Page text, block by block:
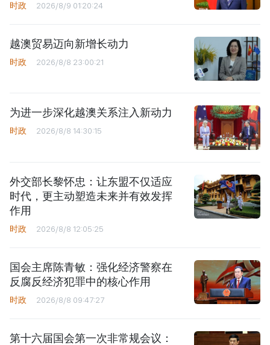
时政 2026/8/9 01:20:24
越澳贸易迈向新增长动力
时政 2026/8/8 23:00:21
为进一步深化越澳关系注入新动力
时政 2026/8/8 14:30:15
外交部长黎怀忠：让东盟不仅适应
时代，更主动塑造未来并有效发挥
作用
时政 2026/8/8 12:05:25
国会主席陈青敏：强化经济警察在
反腐反经济犯罪中的核心作用
时政 2026/8/8 09:47:27
第十六届国会第一次非常规会议：